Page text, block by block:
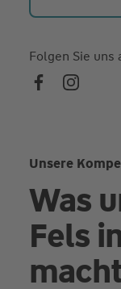
Folgen Sie uns
Unsere
Was
Fels